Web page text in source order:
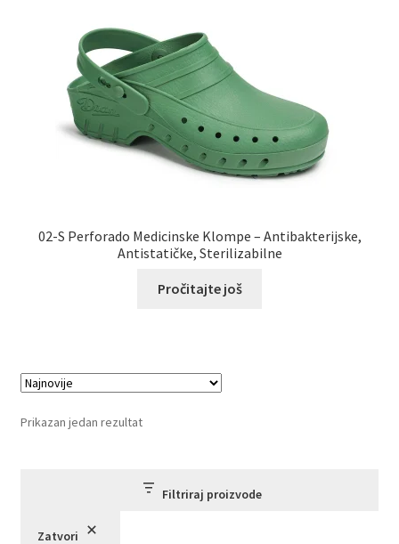
02-S Perforado Medicinske Klompe – Antibakterijske,
Antistatičke, Sterilizabilne
Pročitajte još
Prikazan jedan rezultat
Filtriraj proizvode
Zatvori